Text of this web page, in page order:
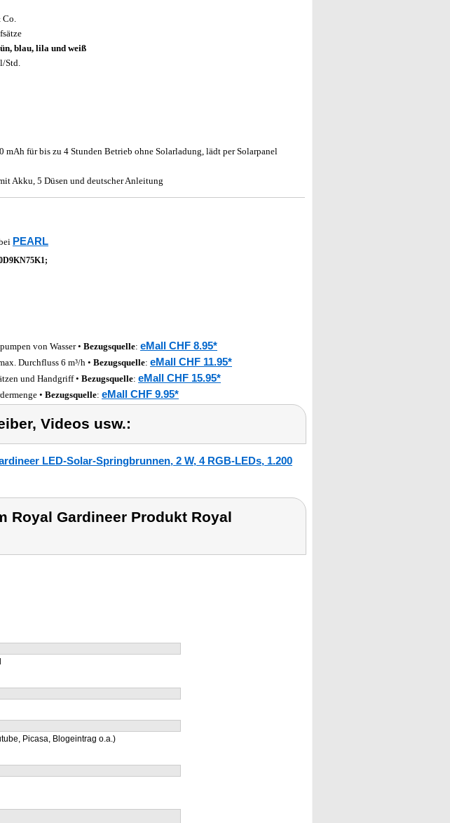
Co.
blau, lila und weiß
Std.
für bis zu 4 Stunden Betrieb ohne Solarladung, lädt per Solarpanel
Akku, 5 Düsen und deutscher Anleitung
PEARL
von Wasser • Bezugsquelle: eMall CHF 8.95*
Durchfluss 6 m³/h • Bezugsquelle: eMall CHF 11.95*
und Handgriff • Bezugsquelle: eMall CHF 15.95*
• Bezugsquelle: eMall CHF 9.95*
Videos usw.:
LED-Solar-Springbrunnen, 2 W, 4 RGB-LEDs, 1.200
Royal Gardineer Produkt Royal
Picasa, Blogeintrag o.a.)